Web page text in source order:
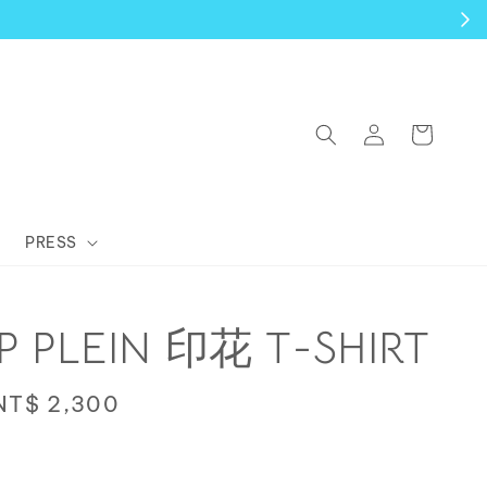
PRESS
PLEIN 印花 T-SHIRT
2,300